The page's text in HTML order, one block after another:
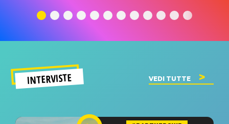
significato
del singolo
INTERVISTE VEDI TUTTE